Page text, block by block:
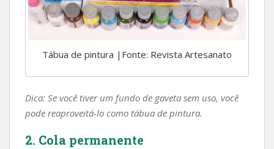
Tábua de pintura |Fonte: Revista Artesanato
Dica: Se você tiver um fundo de gaveta sem uso, você
pode reaproveitá-lo como tábua de pintura.
2. Cola permanente